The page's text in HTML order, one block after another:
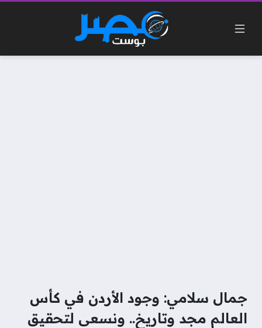
جمال سلامي: وجود الأردن في كأس
العالم مجد وتاريخ.. ونسعى لتحقيق